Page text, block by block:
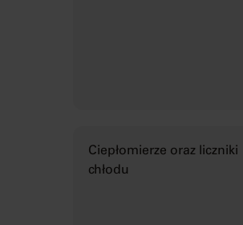
Ciepłomierze oraz liczniki
chłodu